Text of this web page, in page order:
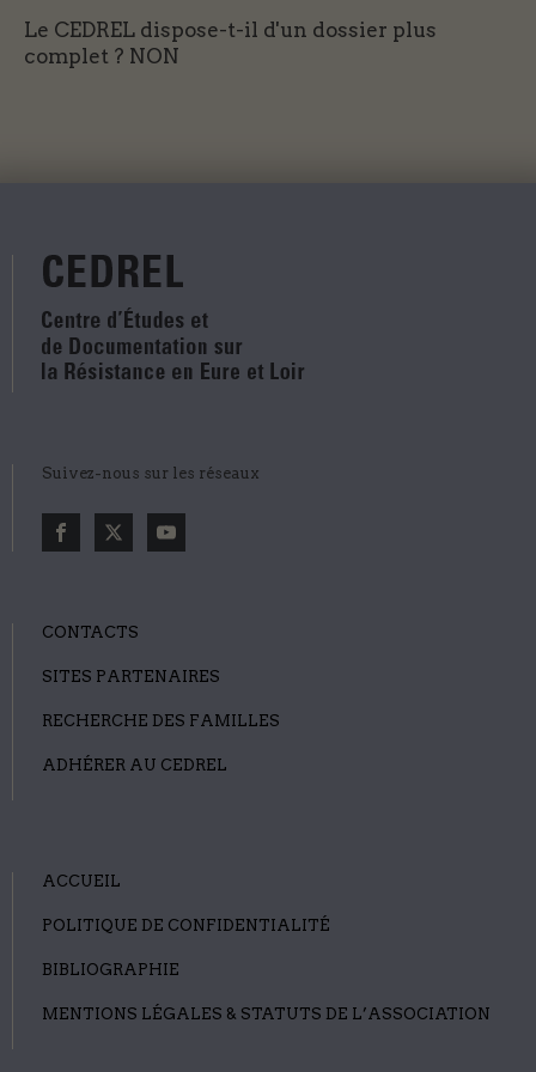
Le CEDREL dispose-t-il d'un dossier plus
complet ? NON
Suivez-nous sur les réseaux
CONTACTS
SITES PARTENAIRES
RECHERCHE DES FAMILLES
ADHÉRER AU CEDREL
ACCUEIL
POLITIQUE DE CONFIDENTIALITÉ
BIBLIOGRAPHIE
MENTIONS LÉGALES & STATUTS DE L’ASSOCIATION